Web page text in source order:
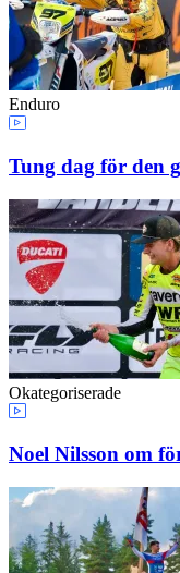
Enduro
Tung dag för den
Okategoriserade
Noel Nilsson om